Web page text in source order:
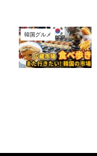
韓国グルメ